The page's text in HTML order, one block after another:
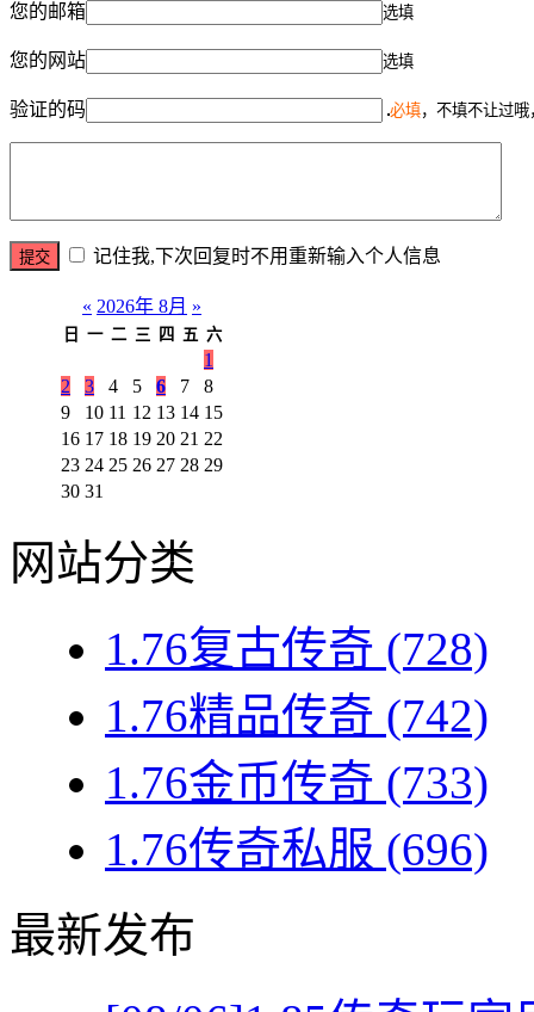
您的邮箱 选填
您的网站 选填
验证的码 必填，不填不让过
记住我,下次回复时不用重新输入个人信息
« 2026年 8月 »
日 一 二 三 四 五 六
1
2
3 4 5 6 7
8
9
10 11 12 13 14 15
16 17 18 19 20 21 22
23 24 25 26 27 28 29
30 31
网站分类
1.76复古传奇 (728)
1.76精品传奇 (742)
1.76金币传奇 (733)
1.76传奇私服 (696)
最新发布